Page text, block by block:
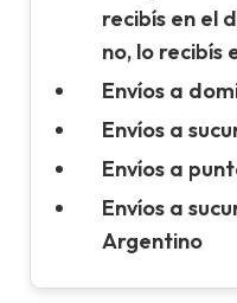
recibís en el
no, lo recibís
Envíos a
Envíos a
Envíos a
Envíos a
Argentino